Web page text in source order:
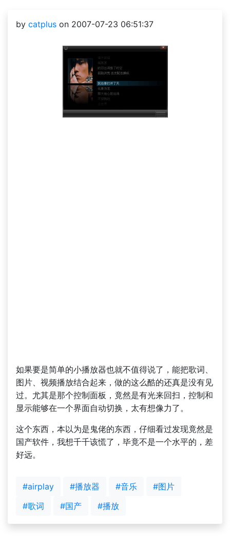
by catplus on 2007-07-23 06:51:37
如果要是简单的小播放器也就不值得说了，能把歌词、
图片、视频播放结合起来，做的这么酷的还真是没有见
过。尤其是那个控制面板，竟然是有光来回扫，控制和
显示能够在一个界面自动切换，太有想像力了。
这个东西，本以为是鬼佬的东西，仔细看过发现竟然是
国产软件，我想千千该慌了，毕竟不是一个水平的，差
好远。
#airplay #播放器 #音乐
#图片
#歌词
#国产 #播放